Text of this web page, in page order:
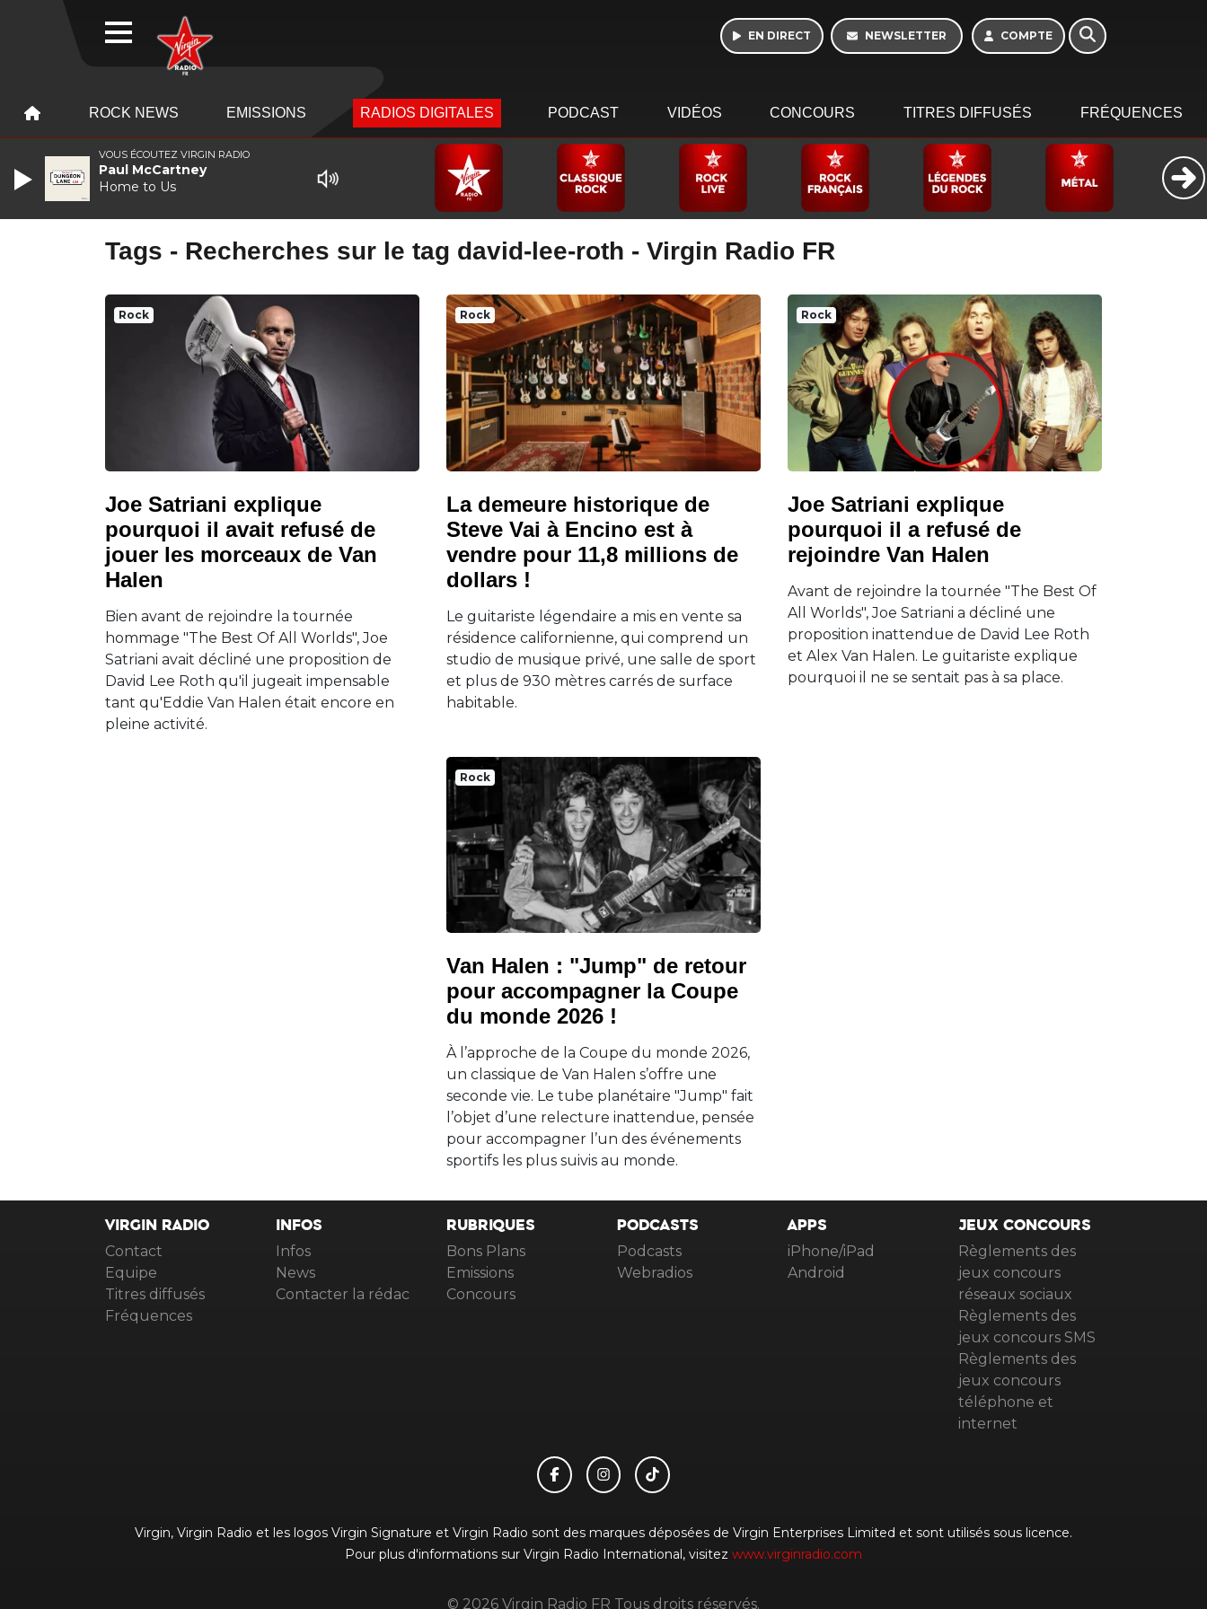
EN DIRECT NEWSLETTER COMPTE
ROCK NEWS EMISSIONS RADIOS DIGITALES PODCAST VIDÉOS CONCOURS TITRES DIFFUSÉS FRÉQUENCES
Tags - Recherches sur le tag david-lee-roth - Virgin Radio FR
Rock
Joe Satriani explique
pourquoi il avait refusé de
jouer les morceaux de Van
Halen
Bien avant de rejoindre la tournée
hommage "The Best Of All Worlds", Joe
Satriani avait décliné une proposition de
David Lee Roth qu'il jugeait impensable
tant qu'Eddie Van Halen était encore en
pleine activité.
Rock
La demeure historique de
Steve Vai à Encino est à
vendre pour 11,8 millions de
dollars !
Le guitariste légendaire a mis en vente sa
résidence californienne, qui comprend un
studio de musique privé, une salle de sport
et plus de 930 mètres carrés de surface
habitable.
Rock
Joe Satriani explique
pourquoi il a refusé de
rejoindre Van Halen
Avant de rejoindre la tournée "The Best Of
All Worlds", Joe Satriani a décliné une
proposition inattendue de David Lee Roth
et Alex Van Halen. Le guitariste explique
pourquoi il ne se sentait pas à sa place.
Rock
Van Halen : "Jump" de retour
pour accompagner la Coupe
du monde 2026 !
À l’approche de la Coupe du monde 2026,
un classique de Van Halen s’offre une
seconde vie. Le tube planétaire "Jump" fait
l’objet d’une relecture inattendue, pensée
pour accompagner l’un des événements
sportifs les plus suivis au monde.
VIRGIN RADIO
Contact
Equipe
Titres diffusés
Fréquences
INFOS
Infos
News
Contacter la rédac
RUBRIQUES
Bons Plans
Emissions
Concours
PODCASTS
Podcasts
Webradios
APPS
iPhone/iPad
Android
JEUX CONCOURS
Règlements des
jeux concours
réseaux sociaux
Règlements des
jeux concours SMS
Règlements des
jeux concours
téléphone et
internet
Virgin, Virgin Radio et les logos Virgin Signature et Virgin Radio sont des marques déposées de Virgin Enterprises Limited et sont utilisés sous licence.
Pour plus d'informations sur Virgin Radio International, visitez www.virginradio.com
© 2026 Virgin Radio FR Tous droits réservés.
VOUS ÉCOUTEZ VIRGIN RADIO
Paul McCartney
Home to Us
WEBRADIO